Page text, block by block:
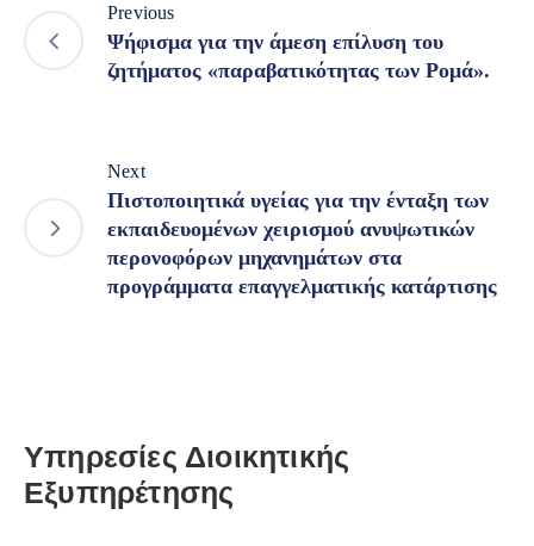
Previous
Ψήφισμα για την άμεση επίλυση του
ζητήματος «παραβατικότητας των Ρομά».
Next
Πιστοποιητικά υγείας για την ένταξη των
εκπαιδευομένων χειρισμού ανυψωτικών
περονοφόρων μηχανημάτων στα
προγράμματα επαγγελματικής κατάρτισης
Υπηρεσίες Διοικητικής
Εξυπηρέτησης